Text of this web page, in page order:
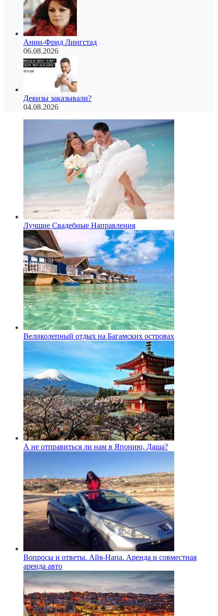
Анни-Фрид Лингстад
06.08.2026
Девизы заказывали?
04.08.2026
Лучшие Свадебные Направления
Великолепный отдых на Багамских островах
А не отправиться ли нам в Японию, Даша?
Вопросы и ответы. Айя-Напа. Аренда и совместная
аренда авто